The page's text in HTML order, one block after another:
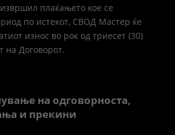
плаќањето кое се
по истекот, СВОД Мастер ќе
износ во рок од триесет (30)
на Договорот.
на одговорноста,
и прекини